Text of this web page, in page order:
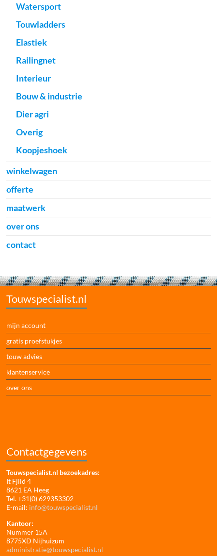
Watersport
Touwladders
Elastiek
Railingnet
Interieur
Bouw & industrie
Dier agri
Overig
Koopjeshoek
winkelwagen
offerte
maatwerk
over ons
contact
Touwspecialist.nl
mijn account
gratis proefstukjes
touw advies
klantenservice
over ons
Contactgegevens
Touwspecialist.nl bezoekadres:
It Fjild 4
8621 EA Heeg
Tel. +31(0) 629353302
E-mail: info@touwspecialist.nl
Kantoor:
Nummer 15A
8775XD Nijhuizum
administratie@touwspecialist.nl